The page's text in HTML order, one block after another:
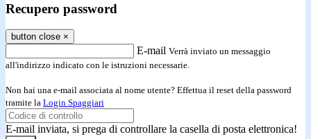
Recupero password
button close ×
E-mail Verrà inviato un messaggio
all'indirizzo indicato con le istruzioni necessarie.
Non hai una e-mail associata al nome utente? Effettua il reset della password
tramite la Login Spaggiari
E-mail inviata, si prega di controllare la casella di posta elettronica!